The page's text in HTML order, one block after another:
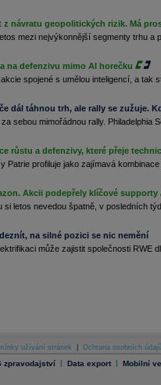
z návratu geopolitických rizik. Má
mezi nejvýkonnější segmenty trhu a
na defenzivu mimo AI horečku
spojené s umělou inteligencí, a tak
dál táhnou trh, ale rally se zužuje.
sebou mimořádnou rally. Philadelphia
růstu a defenzivy, které přeje
Patrie profiluje jako zajímavá kombinace
Akcii podepřely klíčové supporty
si letos nevedou špatně, v posledních
na silné pozici se nic nemění
může zajistit společnosti RWE
užívání stránek Ochrana osobních údajů
zpravodajství | Data export | Mobilní